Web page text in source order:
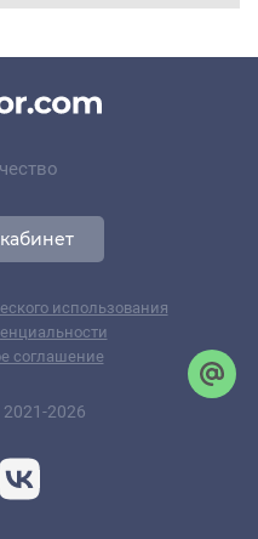
использования
соглашение
2026